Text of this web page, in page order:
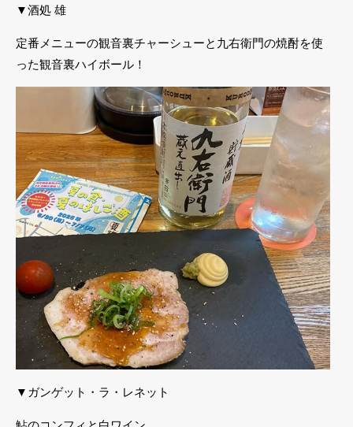
▼酒処 雄
定番メニューの観音裏チャーシューと九右衛門の焼酎を使
った観音裏ハイボール！
▼ガンゲット・ラ・レネット